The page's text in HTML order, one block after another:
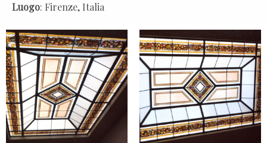
Luogo: Firenze, Italia